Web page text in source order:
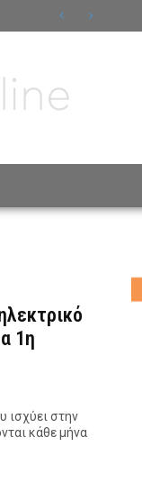
1η
ισχύει στην
κάθε μήνα